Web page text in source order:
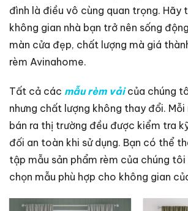
đình là điều vô cùng quan trọng. Hãy
không gian nhà bạn trở nên sống
màn cửa đẹp, chất lượng mà giá
rèm Avinahome.
Tất cả các mẫu rèm vảicủa chúng
nhưng chất lượng không thay đổi.
bán ra thị trường đều được kiểm tra
đối an toàn khi sử dụng. Bạn có thể
tập mẫu sản phẩm rèm của chúng
chọn mẫu phù hợp cho không gian